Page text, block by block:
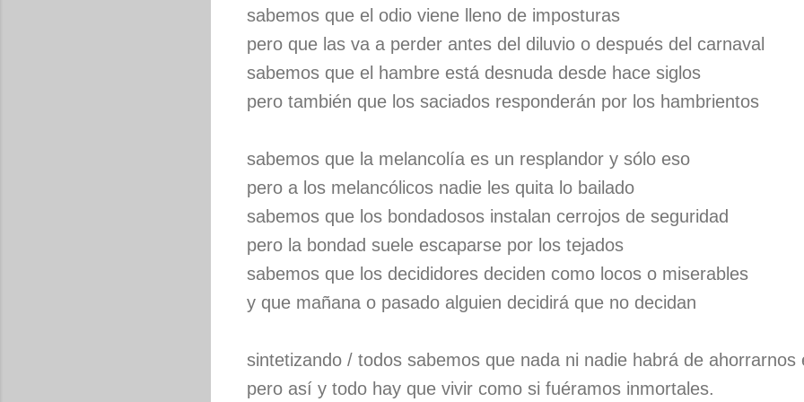
sabemos que el odio viene lleno de imposturas
pero que las va a perder antes del diluvio o después del carnaval
sabemos que el hambre está desnuda desde hace siglos
pero también que los saciados responderán por los hambrientos
sabemos que la melancolía es un resplandor y sólo eso
pero a los melancólicos nadie les quita lo bailado
sabemos que los bondadosos instalan cerrojos de seguridad
pero la bondad suele escaparse por los tejados
sabemos que los decididores deciden como locos o miserables
y que mañana o pasado alguien decidirá que no decidan
sintetizando / todos sabemos que nada ni nadie habrá de ahorrarnos
pero así y todo hay que vivir como si fuéramos inmortales.